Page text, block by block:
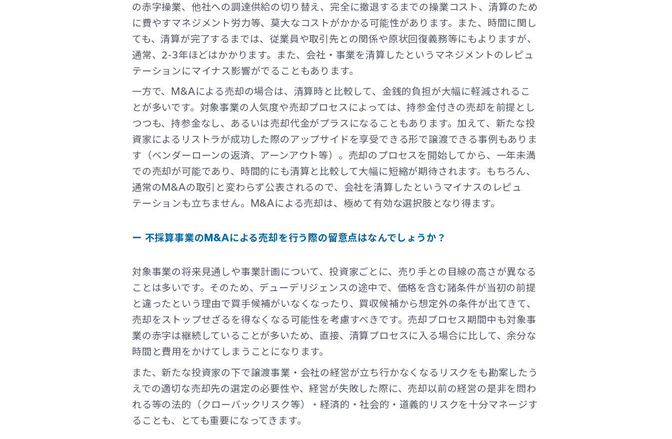
の赤字操業、他社への調達供給の切り替え、完全に撤退するまでの操業コスト、清算のため
に費やすマネジメント労力等、莫大なコストがかかる可能性があります。また、時間に関し
ても、清算が完了するまでは、従業員や取引先との関係や原状回復義務等にもよりますが、
通常、2-3年ほどはかかります。また、会社・事業を清算したというマネジメントのレピュ
テーションにマイナス影響がでることもあります。
一方で、M&Aによる売却の場合は、清算時と比較して、金銭的負担が大幅に軽減されるこ
とが多いです。対象事業の人気度や売却プロセスによっては、持参金付きの売却を前提とし
つつも、持参金なし、あるいは売却代金がプラスになることもあります。加えて、新たな投
資家によるリストラが成功した際のアップサイドを享受できる形で譲渡できる事例もありま
す（ベンダーローンの返済、アーンアウト等）。売却のプロセスを開始してから、一年未満
での売却が可能であり、時間的にも清算と比較して大幅に短縮が期待されます。もちろん、
通常のM&Aの取引と変わらず公表されるので、会社を清算したというマイナスのレピュ
テーションも立ちません。M&Aによる売却は、極めて有効な選択肢となり得ます。
ー 不採算事業のM&Aによる売却を行う際の留意点はなんでしょうか？
対象事業の将来見通しや事業計画について、投資家ごとに、売り手との目線の高さが異なる
ことは多いです。そのため、デューデリジェンスの途中で、価格を含む諸条件が当初の前提
と違ったという理由で買手候補がいなくなったり、買収候補から想定外の条件が出てきて、
売却をストップせざるを得なくなる可能性を考慮すべきです。売却プロセス期間中も対象事
業の赤字は継続していることが多いため、直接、清算プロセスに入る場合に比して、余分な
時間と費用をかけてしまうことになります。
また、新たな投資家の下で譲渡事業・会社の経営が立ち行かなくなるリスクをも勘案したう
えでの適切な売却先の選定の必要性や、経営が失敗した際に、売却以前の経営の是非を問わ
れる等の法的（クローバックリスク等）・経済的・社会的・道義的リスクを十分マネージす
ることも、とても重要になってきます。